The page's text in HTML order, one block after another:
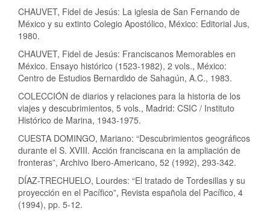
CHAUVET, Fidel de Jesús: La iglesia de San Fernando de
México y su extinto Colegio Apostólico, México: Editorial Jus,
1980.
CHAUVET, Fidel de Jesús: Franciscanos Memorables en
México. Ensayo histórico (1523-1982), 2 vols., México:
Centro de Estudios Bernardido de Sahagún, A.C., 1983.
COLECCIÓN de diarios y relaciones para la historia de los
viajes y descubrimientos, 5 vols., Madrid: CSIC / Instituto
Histórico de Marina, 1943-1975.
CUESTA DOMINGO, Mariano: “Descubrimientos geográficos
durante el S. XVIII. Acción franciscana en la ampliación de
fronteras”, Archivo Ibero-Americano, 52 (1992), 293-342.
DÍAZ-TRECHUELO, Lourdes: “El tratado de Tordesillas y su
proyección en el Pacífico”, Revista española del Pacífico, 4
(1994), pp. 5-12.